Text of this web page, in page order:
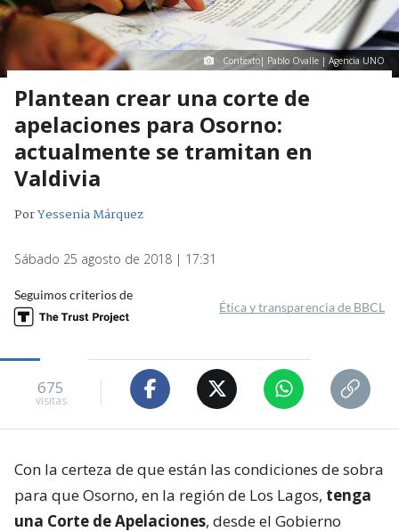
Contexto| Pablo Ovalle | Agencia UNO
Plantean crear una corte de
apelaciones para Osorno:
actualmente se tramitan en
Valdivia
PorYessenia Márquez
Sábado 25 agosto de 2018 | 17:31
Seguimos criterios de
Ética y transparencia de BBCL
675
visitas
Con la certeza de que están las condiciones de sobra
para que Osorno, en la región de Los Lagos, tenga
una Corte de Apelaciones, desde el Gobierno